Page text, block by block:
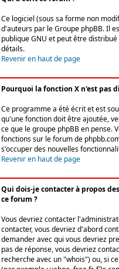
Ce logiciel (sous sa forme non
d'auteurs par leGroupe phpBB. Il
publique GNU et peut être
détails.
Revenir en haut de page
Pourquoi la fonction X n'est pas
Ce programme a été écrit et est
qu'une fonction doit être ajoutée,
ce que le groupe phpBB en pense.
fonctions sur le forum de
s'occuper des nouvelles
Revenir en haut de page
Qui dois-je contacter à propos
ce forum ?
Vous devriez contacter
contacter, vous devriez d'abord
demander avec qui vous devriez
pas de réponse, vous devriez
recherche avec un "whois") ou, si